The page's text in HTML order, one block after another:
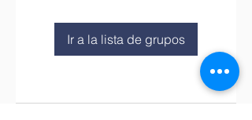
Ir a la lista de grupos